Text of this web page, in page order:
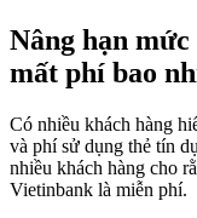
Nâng hạn
mất phí bao
Có nhiều khách hàng
và phí sử dụng thẻ tín
nhiều khách hàng cho
Vietinbank là miễn phí.